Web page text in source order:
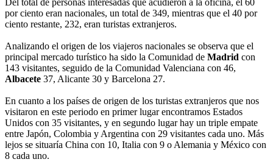
Del total de personas interesadas que acudieron a la oficina, el 60
por ciento eran nacionales, un total de 349, mientras que el 40 por
ciento restante, 232, eran turistas extranjeros.
Analizando el origen de los viajeros nacionales se observa que el
principal mercado turístico ha sido la Comunidad de Madrid con
143 visitantes, seguido de la Comunidad Valenciana con 46,
Albacete 37, Alicante 30 y Barcelona 27.
En cuanto a los países de origen de los turistas extranjeros que nos
visitaron en este periodo en primer lugar encontramos Estados
Unidos con 35 visitantes, y en segundo lugar hay un triple empate
entre Japón, Colombia y Argentina con 29 visitantes cada uno. Más
lejos se situaría China con 10, Italia con 9 o Alemania y México con
8 cada uno.